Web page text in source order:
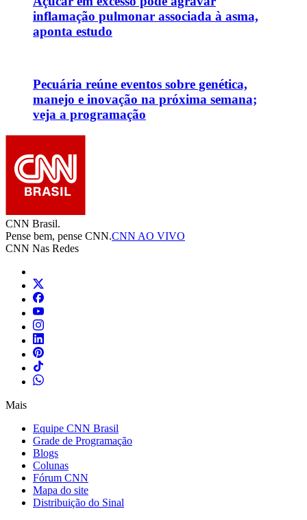
inflamação pulmonar associada à asma,
aponta estudo
Pecuária reúne eventos sobre genética,
manejo e inovação na próxima semana;
veja a programação
CNN Brasil.
Pense bem, pense CNN.CNN AO VIVO
CNN Nas Redes
Mais
Equipe CNN Brasil
Grade de Programação
Blogs
Colunas
Fórum CNN
Mapa do site
Distribuição do Sinal